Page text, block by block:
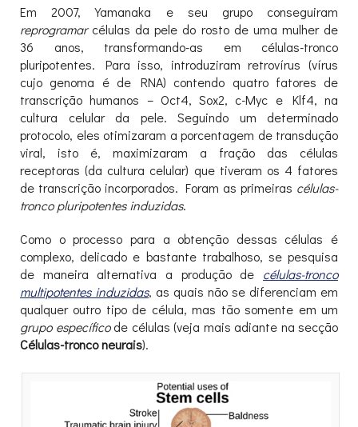
Em 2007, Yamanaka e seu grupo conseguiram
reprogramarcélulas da pele do rosto de uma mulher de
36 anos, transformando-as em células-tronco
pluripotentes. Para isso, introduziram retrovírus (vírus
cujo genoma é de RNA) contendo quatro fatores de
transcrição humanos – Oct4, Sox2, c-Myc e Klf4, na
cultura celular da pele. Seguindo um determinado
protocolo, eles otimizaram a porcentagem de transdução
viral, isto é, maximizaram a fração das células
receptoras (da cultura celular) que tiveram os 4 fatores
de transcrição incorporados. Foram as primeiras células-
tronco pluripotentes induzidas.
Como o processo para a obtenção dessas células é
complexo, delicado e bastante trabalhoso, se pesquisa
de maneira alternativa a produção de células-tronco
multipotentes induzidas, as quais não se diferenciam em
qualquer outro tipo de célula, mas tão somente em um
grupo específicode células (veja mais adiante na secção
Células-tronco neurais).